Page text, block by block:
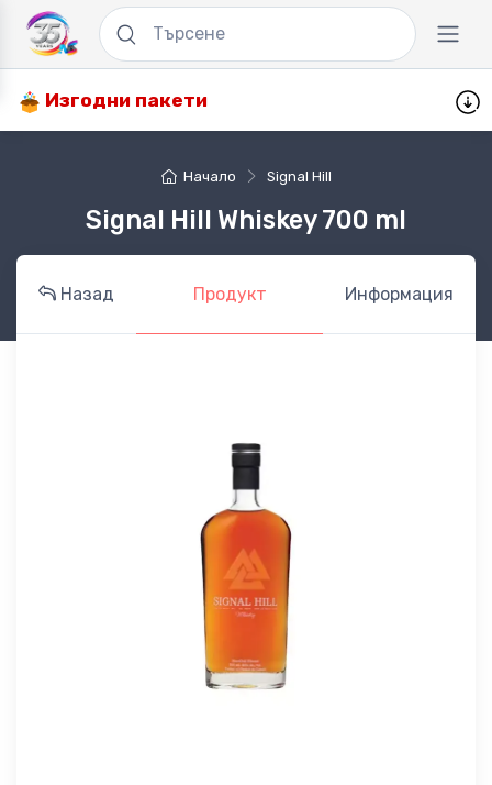
Изгодни пакети
Начало Signal Hill
Signal Hill Whiskey 700 ml
Назад Продукт Информация